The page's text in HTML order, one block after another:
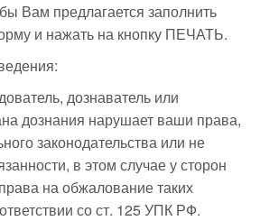
Вам предлагается заполнить
и нажать на кнопку ПЕЧАТЬ.
дознаватель или
дознания нарушает ваши права,
законодательства или не
в этом случае у сторон
на обжалование таких
со ст. 125 УПК РФ.